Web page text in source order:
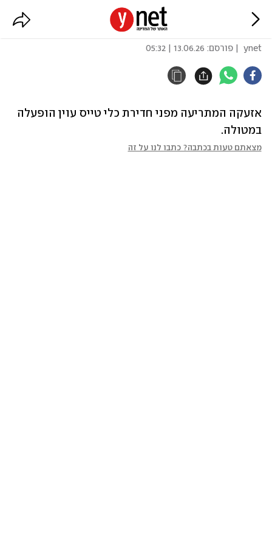
אזעקה הופעלה במטולה
ynet | פורסם: 13.06.26 | 05:32
במטולה.
מצאתם טעות בכתבה? כתבו לנו על זה